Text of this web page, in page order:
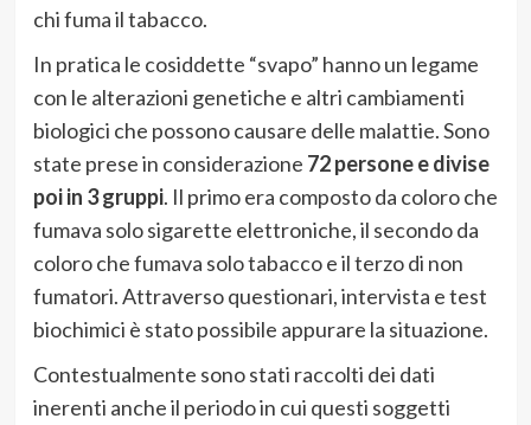
chi fuma il tabacco.
In pratica le cosiddette “svapo” hanno un legame
con le alterazioni genetiche e altri cambiamenti
biologici che possono causare delle malattie. Sono
state prese in considerazione 72 persone e divise
poi in 3 gruppi. Il primo era composto da coloro che
fumava solo sigarette elettroniche, il secondo da
coloro che fumava solo tabacco e il terzo di non
fumatori. Attraverso questionari, intervista e test
biochimici è stato possibile appurare la situazione.
Contestualmente sono stati raccolti dei dati
inerenti anche il periodo in cui questi soggetti